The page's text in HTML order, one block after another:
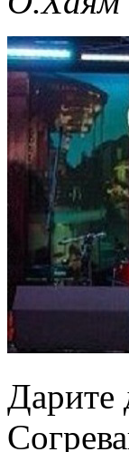
Дарите